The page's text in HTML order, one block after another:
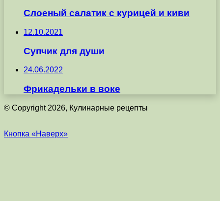
Слоеный салатик с курицей и киви
12.10.2021
Супчик для души
24.06.2022
Фрикадельки в воке
© Copyright 2026, Кулинарные рецепты
Кнопка «Наверх»